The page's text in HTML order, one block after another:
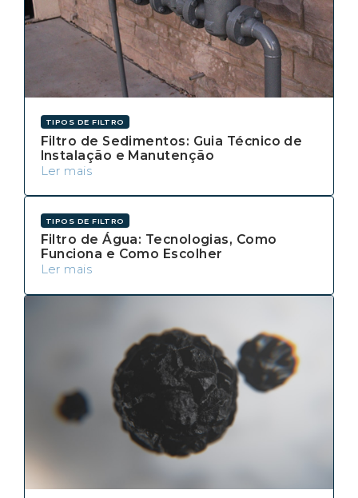
TIPOS DE FILTRO
Filtro de Sedimentos: Guia Técnico de
Instalação e Manutenção
Ler mais
TIPOS DE FILTRO
Filtro de Água: Tecnologias, Como
Funciona e Como Escolher
Ler mais